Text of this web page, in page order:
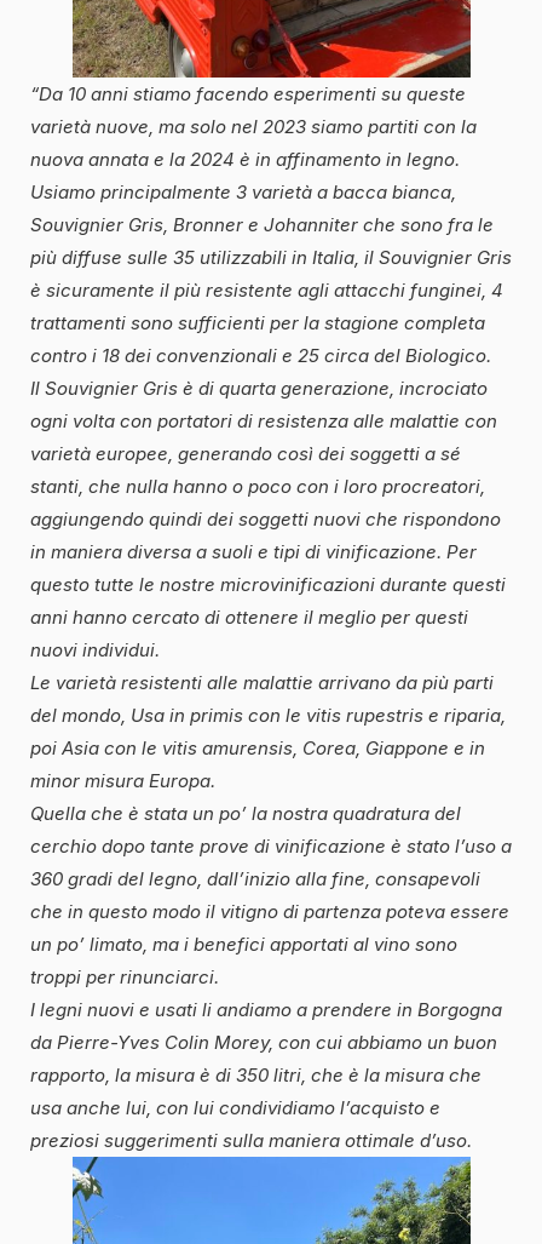
“Da 10 anni stiamo facendo esperimenti su queste
varietà nuove, ma solo nel 2023 siamo partiti con la
nuova annata e la 2024 è in affinamento in legno.
Usiamo principalmente 3 varietà a bacca bianca,
Souvignier Gris, Bronner e Johanniter che sono fra le
più diffuse sulle 35 utilizzabili in Italia, il Souvignier Gris
è sicuramente il più resistente agli attacchi funginei, 4
trattamenti sono sufficienti per la stagione completa
contro i 18 dei convenzionali e 25 circa del Biologico.
Il Souvignier Gris è di quarta generazione, incrociato
ogni volta con portatori di resistenza alle malattie con
varietà europee, generando così dei soggetti a sé
stanti, che nulla hanno o poco con i loro procreatori,
aggiungendo quindi dei soggetti nuovi che rispondono
in maniera diversa a suoli e tipi di vinificazione. Per
questo tutte le nostre microvinificazioni durante questi
anni hanno cercato di ottenere il meglio per questi
nuovi individui.
Le varietà resistenti alle malattie arrivano da più parti
del mondo, Usa in primis con le vitis rupestris e riparia,
poi Asia con le vitis amurensis, Corea, Giappone e in
minor misura Europa.
Quella che è stata un po’ la nostra quadratura del
cerchio dopo tante prove di vinificazione è stato l’uso a
360 gradi del legno, dall’inizio alla fine, consapevoli
che in questo modo il vitigno di partenza poteva essere
un po’ limato, ma i benefici apportati al vino sono
troppi per rinunciarci.
I legni nuovi e usati li andiamo a prendere in Borgogna
da Pierre-Yves Colin Morey, con cui abbiamo un buon
rapporto, la misura è di 350 litri, che è la misura che
usa anche lui, con lui condividiamo l’acquisto e
preziosi suggerimenti sulla maniera ottimale d’uso.